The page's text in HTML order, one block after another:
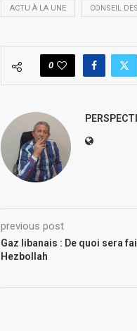
ACTU À LA UNE CONSEIL
0
previous post
Gaz libanais : De quoi sera
Hezbollah